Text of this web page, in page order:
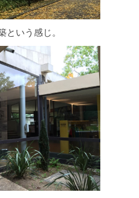
という感じ。